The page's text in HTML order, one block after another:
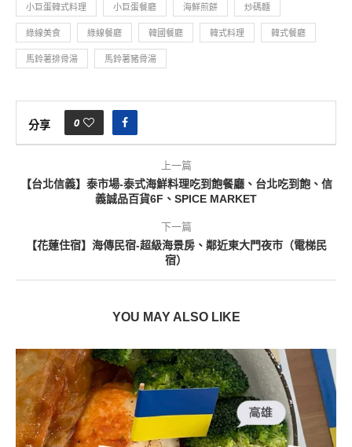
小巨蛋韓式料理 小巨蛋餐廳 海鮮煎餅 炒碼麵
綠線美食 綠線餐廳 韓國餐廳 韓式料理 韓式餐廳
馬鈴薯排骨湯 馬鈴薯豬骨湯
分享 0
上一篇
【台北信義】泰市場-泰式海鮮料理吃到飽餐廳、台北吃到飽、信
義誠品百貨6F、SPICE MARKET
下一篇
【花蓮住宿】海傳民宿-超級海景房、鄰近東大門夜市（電梯民
宿）
YOU MAY ALSO LIKE